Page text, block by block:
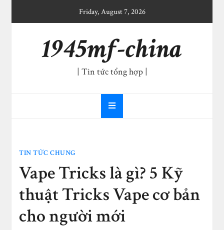
Friday, August 7, 2026
1945mf-china
| Tin tức tổng hợp |
TIN TỨC CHUNG
Vape Tricks là gì? 5 Kỹ
thuật Tricks Vape cơ bản
cho người mới